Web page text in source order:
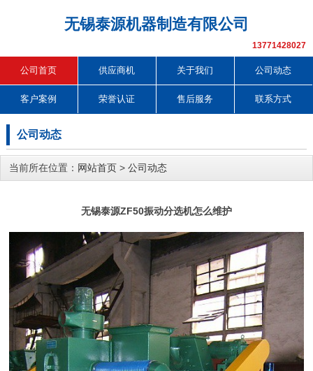
无锡泰源机器制造有限公司
13771428027
公司首页 供应商机 关于我们 公司动态
客户案例 荣誉认证 售后服务 联系方式
公司动态
当前所在位置： 网站首页 > 公司动态
无锡泰源ZF50振动分选机怎么维护